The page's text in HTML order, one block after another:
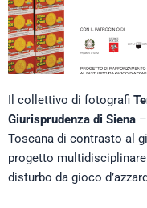
Il collettivo di fotografi
Giurisprudenza di Siena
Toscana di contrasto al
progetto
disturbo da gioco